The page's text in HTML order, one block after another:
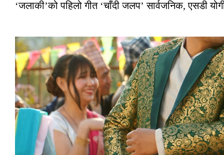
‘जलाकी’को पहिलो गीत ‘चाँदी जलप’ सार्वजनिक, एसडी